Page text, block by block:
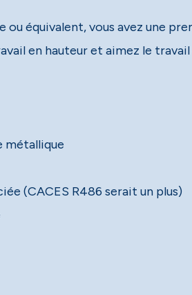
équivalent, vous avez une
en hauteur et aimez le